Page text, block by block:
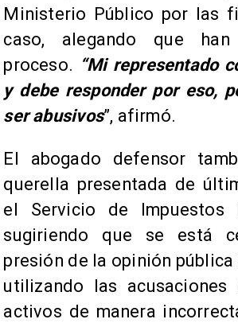
Ministerio Público por las
caso, alegando que
proceso. “Mi representado
y debe responder por eso,
ser abusivos”, afirmó.
El abogado defensor
querella presentada de
el Servicio de Impuestos
sugiriendo que se está
presión de la opinión pública
utilizando las
activos de manera